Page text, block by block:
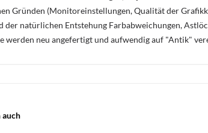
Gründen (Monitoreinstellungen, Qualität der
der natürlichen Entstehung Farbabweichungen,
werden neu angefertigt und aufwendig auf "Antik"
auch